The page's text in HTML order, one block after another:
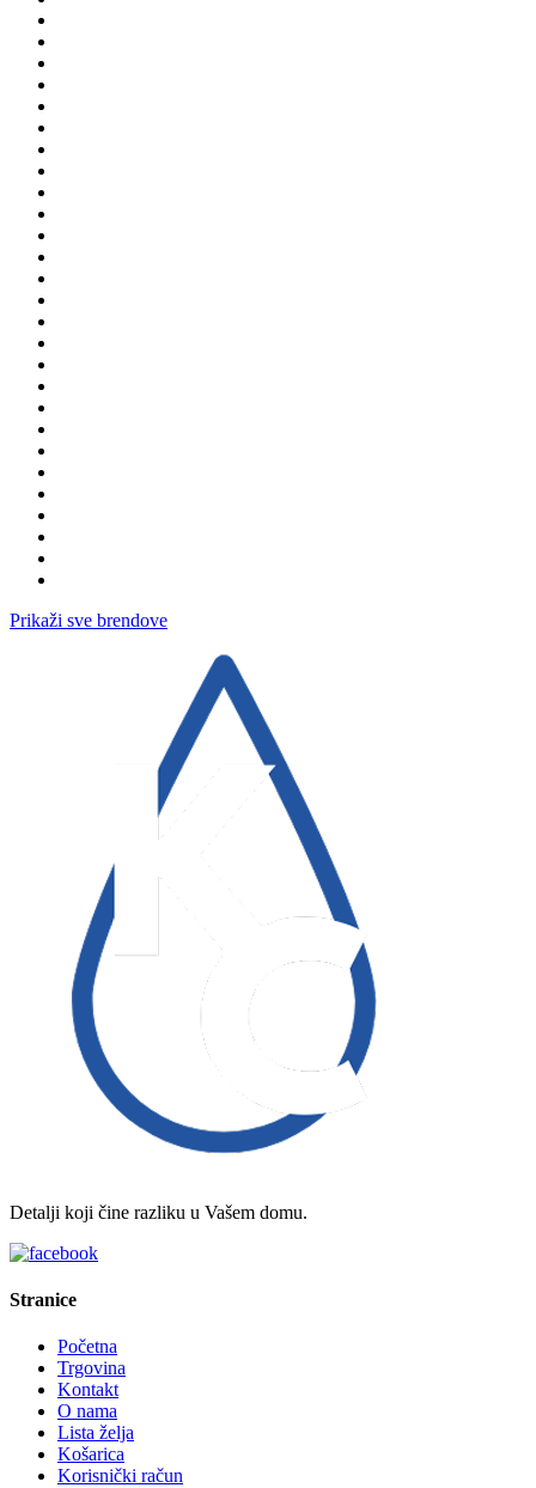
Prikaži sve brendove
Detalji koji čine razliku u Vašem domu.
Stranice
Početna
Trgovina
Kontakt
O nama
Lista želja
Košarica
Korisnički račun